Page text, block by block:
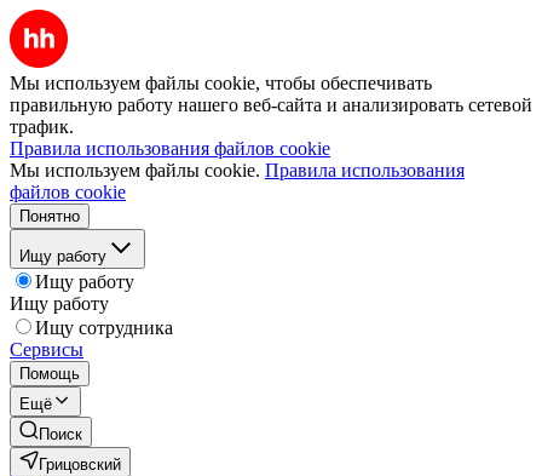
Мы используем файлы cookie, чтобы обеспечивать
правильную работу нашего веб-сайта и анализировать сетевой
трафик.
Правила использования файлов cookie
Мы используем файлы cookie. Правила использования
файлов cookie
Понятно
Ищу работу
Ищу работу
Ищу работу
Ищу сотрудника
Сервисы
Помощь
Ещё
Поиск
Грицовский